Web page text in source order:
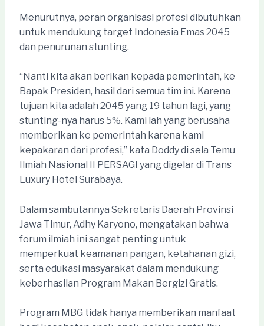
Menurutnya, peran organisasi profesi dibutuhkan
untuk mendukung target Indonesia Emas 2045
dan penurunan stunting.
“Nanti kita akan berikan kepada pemerintah, ke
Bapak Presiden, hasil dari semua tim ini. Karena
tujuan kita adalah 2045 yang 19 tahun lagi, yang
stunting-nya harus 5%. Kami lah yang berusaha
memberikan ke pemerintah karena kami
kepakaran dari profesi,” kata Doddy di sela Temu
Ilmiah Nasional II PERSAGI yang digelar di Trans
Luxury Hotel Surabaya.
Dalam sambutannya Sekretaris Daerah Provinsi
Jawa Timur, Adhy Karyono, mengatakan bahwa
forum ilmiah ini sangat penting untuk
memperkuat keamanan pangan, ketahanan gizi,
serta edukasi masyarakat dalam mendukung
keberhasilan Program Makan Bergizi Gratis.
Program MBG tidak hanya memberikan manfaat